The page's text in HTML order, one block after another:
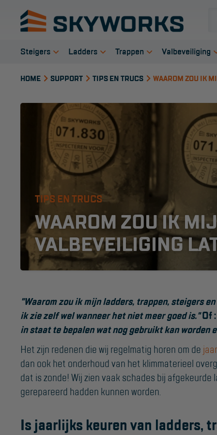
KEURING
Keuring en Inspectie
Ladders en
trappen
OVER ONS
Vestigingen
Dealers
Werken bij ons
Blog
Steigers
Rolsteigers
Kamersteigers
Gevelsteigers
Telescopische
steiger
Schilderstelling
Doorwerksystemen
Onderdelen rolsteiger
Ladders
Enkele ladder
Reformladder
Schuifladder
Telescopische ladder
Dakladder
Ladder accessoires
Ladder onderdelen
Trappen
Bordestrap
Werkbordes
Trap accessoires
Trap onderdelen
Valbeveiliging
Veiligheid
Anker
HOME SUPPORT TIPS EN TRUCS WAAROM ZOU IK
TIPS EN TRUCS
WAAROM ZOU IK
VALBEVEILIGING
"Waarom zou ik mijn ladders, trappen, steigers
ik zie zelf wel wanneer het niet meer goed is."Of :
in staat te bepalen wat nog gebruikt kan worden
Het zijn redenen die wij regelmatig horen om de
dan ook het onderhoud van het klimmaterieel
dat is zonde! Wij zien vaak schades bij
gerepareerd hadden kunnen worden.
Is jaarlijks keuren van ladders,